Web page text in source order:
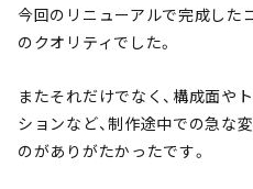
今回のリニューアルで完成した
のクオリティでした。
またそれだけでなく、構成面や
ションなど、制作途中での急な
のがありがたかったです。